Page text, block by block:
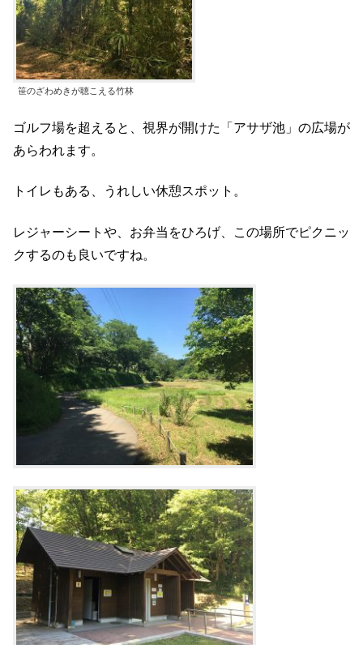
笹のざわめきが聴こえる竹林
ゴルフ場を超えると、視界が開けた「アサザ池」の広場が
あらわれます。
トイレもある、うれしい休憩スポット。
レジャーシートや、お弁当をひろげ、この場所でピクニッ
クするのも良いですね。